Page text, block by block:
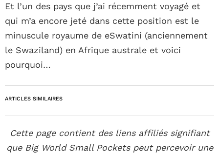
Et l’un des pays que j’ai récemment voyagé et
qui m’a encore jeté dans cette position est le
minuscule royaume de eSwatini (anciennement
le Swaziland) en Afrique australe et voici
pourquoi…
ARTICLES SIMILAIRES
Cette page contient des liens affiliés signifiant
que Big World Small Pockets peut percevoir une